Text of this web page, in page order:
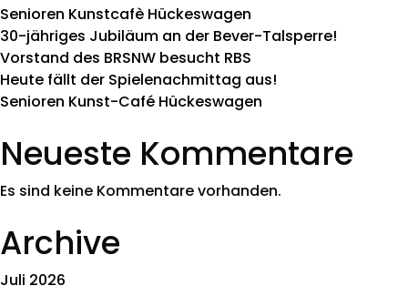
Senioren Kunstcafè Hückeswagen
30-jähriges Jubiläum an der Bever-Talsperre!
Vorstand des BRSNW besucht RBS
Heute fällt der Spielenachmittag aus!
Senioren Kunst-Café Hückeswagen
Neueste Kommentare
Es sind keine Kommentare vorhanden.
Archive
Juli 2026